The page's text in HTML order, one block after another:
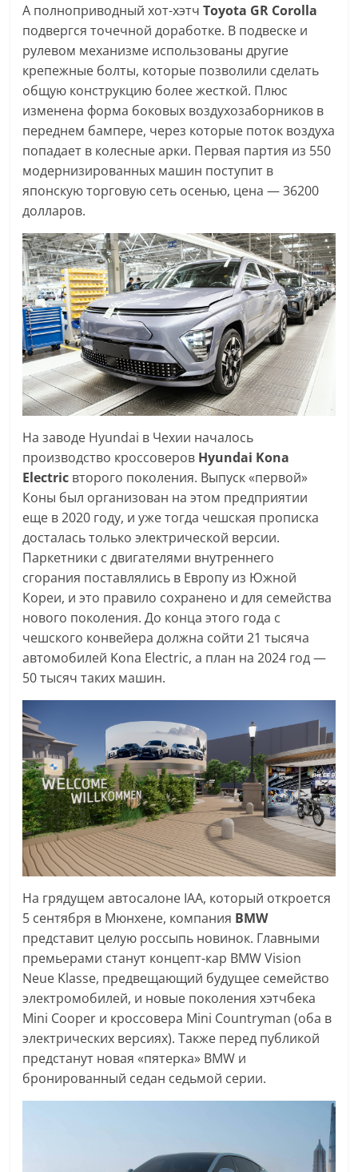
А полноприводный хот-хэтчToyota GR Corolla
подвергся точечной доработке. В подвеске и
рулевом механизме использованы другие
крепежные болты, которые позволили сделать
общую конструкцию более жесткой. Плюс
изменена форма боковых воздухозаборников в
переднем бампере, через которые поток воздуха
попадает в колесные арки. Первая партия из 550
модернизированных машин поступит в
японскую торговую сеть осенью, цена — 36200
долларов.
На заводе Hyundai в Чехии началось
производство кроссоверов Hyundai Kona
Electric второго поколения. Выпуск «первой»
Коны был организован на этом предприятии
еще в 2020 году, и уже тогда чешская прописка
досталась только электрической версии.
Паркетники с двигателями внутреннего
сгорания поставлялись в Европу из Южной
Кореи, и это правило сохранено и для семейства
нового поколения. До конца этого года с
чешского конвейера должна сойти 21 тысяча
автомобилей Kona Electric, а план на 2024 год —
50 тысяч таких машин.
На грядущем автосалоне IAA, который откроется
5 сентября в Мюнхене, компания BMW
представит целую россыпь новинок. Главными
премьерами станут концепт-кар BMW Vision
Neue Klasse, предвещающий будущее семейство
электромобилей, и новые поколения хэтчбека
Mini Cooper и кроссовера Mini Countryman (оба в
электрических версиях). Также перед публикой
предстанут новая «пятерка» BMW и
бронированный седан седьмой серии.